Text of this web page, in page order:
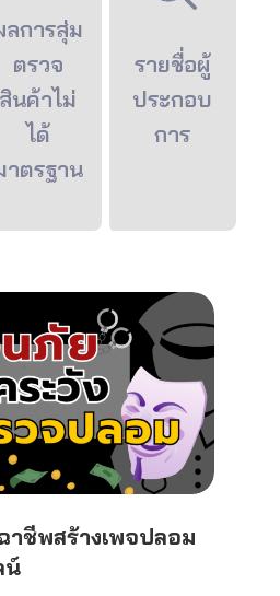
ลการสุ่ม
ตรวจ
สินค้าไม่
ได้
าตรฐาน
รายชื่อผู้
ประกอบ
การ
าชีพสร้างเพจปลอม
น์